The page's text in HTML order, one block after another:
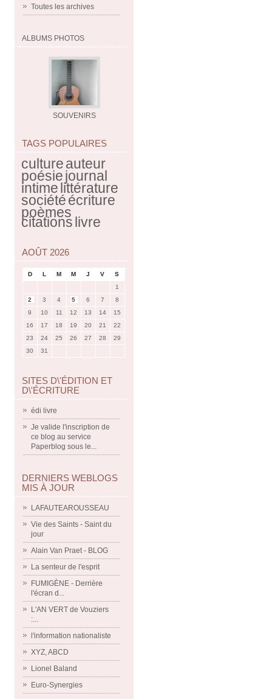
Toutes les archives
ALBUMS PHOTOS
SOUVENIRS
TAGS POPULAIRES
cultureauteur
poésiejournal
intimelittérature
sociétéécriture
poèmes
citationslivre
AOÛT 2026
D L M M J V
S
1
2
3 4 5 6 7
8
9
10 11 12 13 14
15
16
17 18 19 20 21
22
23
24 25 26 27 28
29
30
31
SITES D\'ÉDITION ET
D\'ÉCRITURE
édi livre
Je valide l'inscription de
ce blog au service
Paperblog sous le...
DERNIERS WEBLOGS
MIS À JOUR
LAFAUTEAROUSSEAU
Vie des Saints - Saint du
jour
Alain Van Praet - BLOG
La senteur de l'esprit
FUMIGÈNE - Derrière
l'écran d...
L'AN VERT de Vouziers
:...
l'information nationaliste
XYZ, ABCD
Lionel Baland
Euro-Synergies